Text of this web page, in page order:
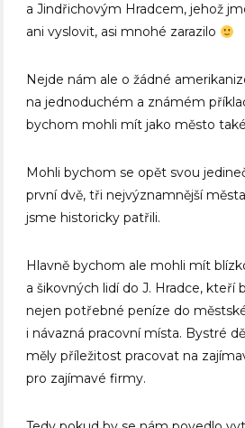
a Jindřichovým Hradcem, jehož
ani vyslovit, asi mnohé zarazilo
Nejde nám ale o žádné
na jednoduchém a známém
bychom mohli mít jako město
Mohli bychom se opět svou
první dvě, tři nejvýznamnější
jsme historicky patřili.
Hlavně bychom ale mohli mít
a šikovných lidí do J. Hradce, kteří
nejen potřebné peníze do
i návazná pracovní místa. Bystré
měly příležitost pracovat na
pro zajímavé firmy.